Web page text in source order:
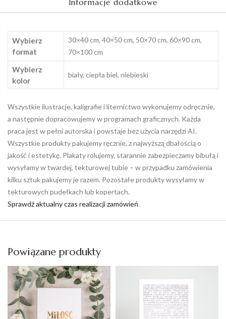
Informacje dodatkowe
Wybierz
format
30×40 cm, 40×50 cm, 50×70 cm, 60×90 cm,
70×100 cm
Wybierz
kolor
biały, ciepła biel, niebieski
Wszystkie ilustracje, kaligrafie i liternictwo wykonujemy odręcznie,
a następnie dopracowujemy w programach graficznych. Każda
praca jest w pełni autorska i powstaje bez użycia narzędzi AI.
Wszystkie produkty pakujemy ręcznie, z najwyższą dbałością o
jakość i estetykę. Plakaty rolujemy, starannie zabezpieczamy bibułą i
wysyłamy w twardej, tekturowej tubie – w przypadku zamówienia
kilku sztuk pakujemy je razem. Pozostałe produkty wysyłamy w
tekturowych pudełkach lub kopertach.
Sprawdź aktualny czas realizacji zamówień.
Powiązane produkty